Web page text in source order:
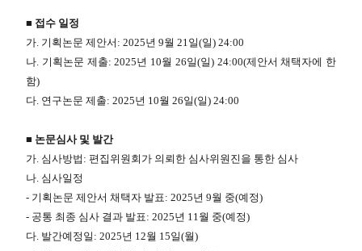
■ 접수 일정
가. 기획논문 제안서: 2025년 9월 21일(일) 24:00
나. 기획논문 제출: 2025년 10월 26일(일) 24:00(제안서 채택자에 한
함)
다. 연구논문 제출: 2025년 10월 26일(일) 24:00
■ 논문심사 및 발간
가. 심사방법: 편집위원회가 의뢰한 심사위원진을 통한 심사
나. 심사일정
- 기획논문 제안서 채택자 발표: 2025년 9월 중(예정)
- 공통 최종 심사 결과 발표: 2025년 11월 중(예정)
다. 발간예정일: 2025년 12월 15일(월)